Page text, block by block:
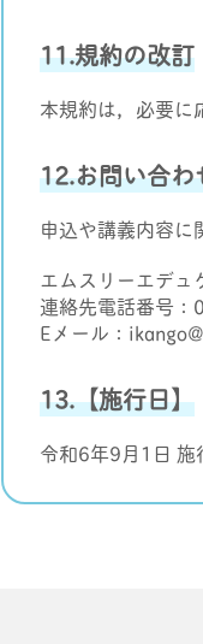
11.規約の改訂
本規約は，必要に
12.お問い合わ
申込や講義内容
エムスリーエデ
連絡先電話番号
Eメール：
13.【施行日】
令和6年9月1日 施